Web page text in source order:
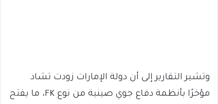
وتشير التقارير إلى أن دولة الإمارات زودت تشاد
مؤخرًا بأنظمة دفاع جوي صينية من نوع FK، ما يفتح